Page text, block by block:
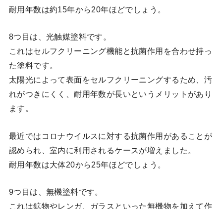
耐用年数は約15年から20年ほどでしょう。
8つ目は、光触媒塗料です。
これはセルフクリーニング機能と抗菌作用を合わせ持っ
た塗料です。
太陽光によって表面をセルフクリーニングするため、汚
れがつきにくく、耐用年数が長いというメリットがあり
ます。
最近ではコロナウイルスに対する抗菌作用があることが
認められ、室内に利用されるケースが増えました。
耐用年数は大体20から25年ほどでしょう。
9つ目は、無機塗料です。
これは鉱物やレンガ、ガラスといった無機物を加えて作